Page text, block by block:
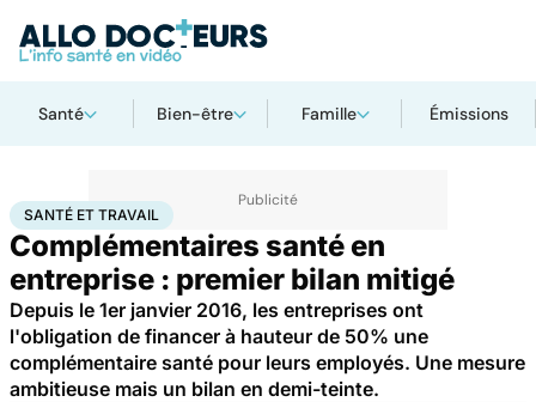
Santé Bien-être Famille Émissions
AccueilSantéSanté et travail
SANTÉ ET TRAVAIL
Complémentaires santé en
entreprise : premier bilan mitigé
Depuis le 1er janvier 2016, les entreprises ont
l'obligation de financer à hauteur de 50% une
complémentaire santé pour leurs employés. Une mesure
ambitieuse mais un bilan en demi-teinte.